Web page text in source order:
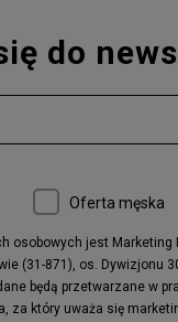
do
Oferta męska
osobowych jest Marketing
(31-871), os. Dywizjonu
będą przetwarzane w
za który uważa się